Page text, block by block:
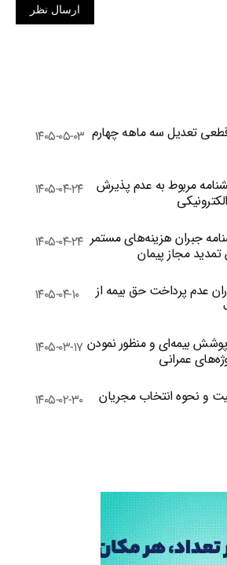
ارسال نظر
تعدیل سه ماهه چهارم ۱۴۰۵-۰۵-۰۳
مربوط به عدم پذیرش
۱۴۰۵-۰۴-۲۴
جبران هزینه‌های مستمر
تمدید مجاز پیمان
۱۴۰۵-۰۴-۲۴
عدم پرداخت حق بیمه از
۱۴۰۵-۰۴-۱۰
بیمه‌ای و منظور نمودن
عمرانی
۱۴۰۵-۰۳-۱۷
و نحوه انتخاب مجریان
۱۴۰۵-۰۲-۳۰